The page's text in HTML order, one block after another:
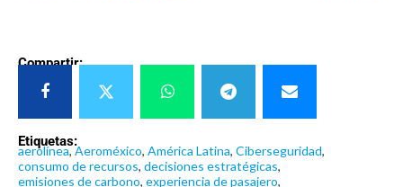
Compartir:
Etiquetas:
aerolínea,Aeroméxico, América Latina, Ciberseguridad,
consumo de recursos, decisiones estratégicas,
emisiones de carbono, experiencia de pasajero,